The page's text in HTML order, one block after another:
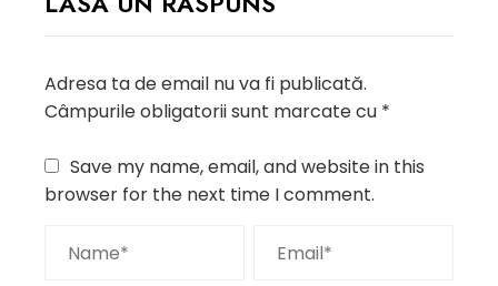
Adresa ta de email nu va fi publicată.
Câmpurile obligatorii sunt marcate cu *
Save my name, email, and website in this
browser for the next time I comment.